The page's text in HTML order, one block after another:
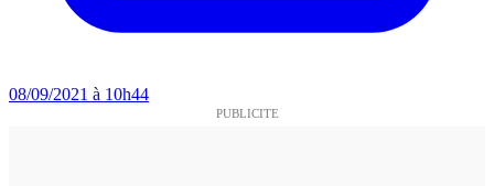
08/09/2021 à 10h44